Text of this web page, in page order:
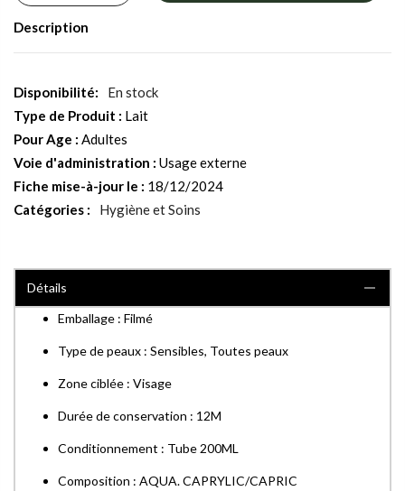
Description
En stock
Type de Produit : Lait
Pour Age : Adultes
Voie d'administration : Usage externe
Fiche mise-à-jour le : 18/12/2024
Catégories :
Hygiène et Soins
Détails
Emballage : Filmé
Type de peaux : Sensibles, Toutes peaux
Zone ciblée : Visage
Durée de conservation : 12M
Conditionnement : Tube 200ML
Composition : AQUA. CAPRYLIC/CAPRIC